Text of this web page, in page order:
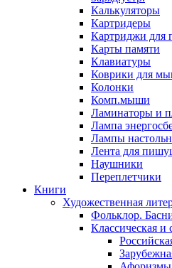
Калькуляторы
Картридеры
Картриджи для
Карты памяти
Клавиатуры
Коврики для
Колонки
Комп.мыши
Ламинаторы и
Лампа
Лампы
Лента для
Наушники
Переплетчики
Книги
Художественная
Фольклор.
Классическая и